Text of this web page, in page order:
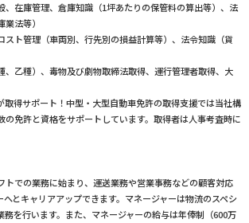
、在庫管理、倉庫知識（1坪あたりの保管料の算出等）、法
法等）
スト管理（車両別、行先別の損益計算等）、法令知識（貨
、乙種）、毒物及び劇物取締法取得、運行管理者取得、大
取得サポート！中型・大型自動車免許の取得支援では当社構
の免許と資格をサポートしています。取得者は人事考査時に
トでの業務に始まり、運送業務や営業事務などの顧客対応
とキャリアアップできます。マネージャーは物流のスペシ
務を行います。また、マネージャーの給与は年俸制（600万